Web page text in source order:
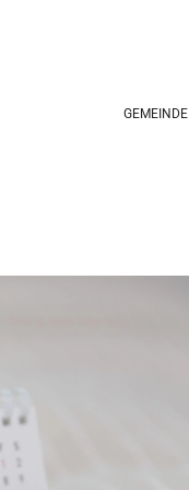
GEMEINDE